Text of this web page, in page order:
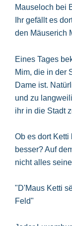
Mauseloch bei
Ihr gefällt es
den Mäuserich
Eines Tages
Mim, die in der
Dame ist.
und zu
ihr in die Stadt
Ob es dort
besser? Auf
nicht alles
"D'Maus Ketti
Feld"